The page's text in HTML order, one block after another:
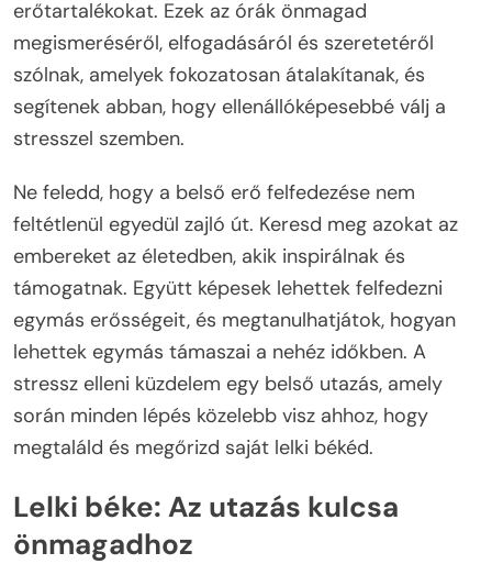
erőtartalékokat. Ezek az órák önmagad
megismeréséről, elfogadásáról és szeretetéről
szólnak, amelyek fokozatosan átalakítanak, és
segítenek abban, hogy ellenállóképesebbé válj a
stresszel szemben.
Ne feledd, hogy a belső erő felfedezése nem
feltétlenül egyedül zajló út. Keresd meg azokat az
embereket az életedben, akik inspirálnak és
támogatnak. Együtt képesek lehettek felfedezni
egymás erősségeit, és megtanulhatjátok, hogyan
lehettek egymás támaszai a nehéz időkben. A
stressz elleni küzdelem egy belső utazás, amely
során minden lépés közelebb visz ahhoz, hogy
megtaláld és megőrizd saját lelki békéd.
Lelki béke: Az utazás kulcsa
önmagadhoz